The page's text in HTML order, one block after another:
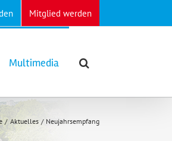
Mitglied werden
Multimedia
Aktuelles Neujahrsempfang